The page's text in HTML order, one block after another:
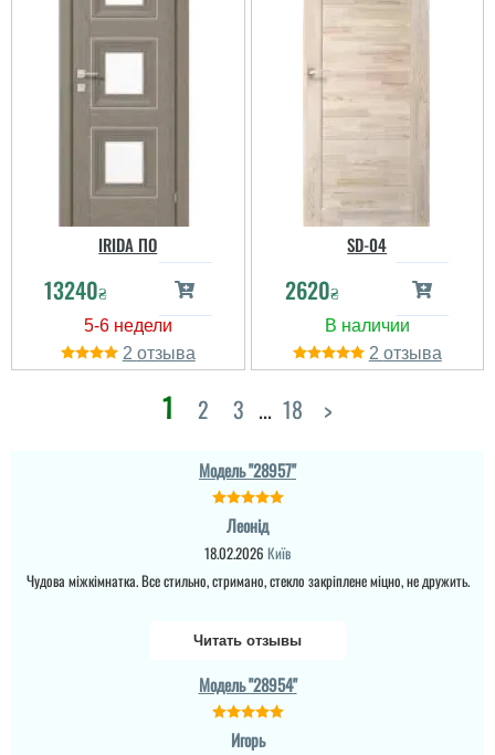
IRIDA ПО
13240₴
2
SD-04
2620₴
2
1 2 3 ... 18 >
Модель "28957"
Леонід
18.02.2026 Київ
Чудова міжкімнатка. Все стильно, стримано, стекло закріплене міцно, не дружить.
Читать отзывы
Модель "28954"
Игорь